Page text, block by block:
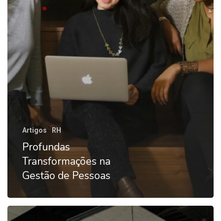
Artigos RH
Profundas
Transformações na
Gestão de Pessoas
Gente: